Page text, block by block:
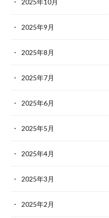
2025年10月
2025年9月
2025年8月
2025年7月
2025年6月
2025年5月
2025年4月
2025年3月
2025年2月